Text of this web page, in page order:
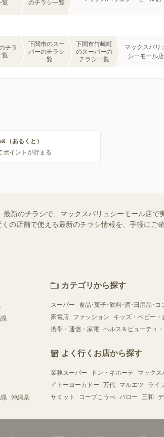
覧
のチラシ一覧
チラ
覧
下関市のスー
パーのチラシ
一覧
下関市竹崎町
のスーパーの
チラシ一覧
マックスバリ
シーモール店
（あるくと）
ポイントが貯まる
新のチラシで、マックスバリュシーモール店
の店舗で使える最新のチラシ情報を、手軽にご
県 沖縄県
カテゴリから探す
スーパー 食品･菓子･飲料･酒･日用品･コ
家電店
ファッション キッズ・ベビー・
携帯・通信・家電 ヘルス＆ビューティ
よく行くお店から探す
業務スーパー ドン・キホーテ マックス
イトーヨーカドー
万代 マルエツ ライ
サミット
コープこうべ バロー 三和